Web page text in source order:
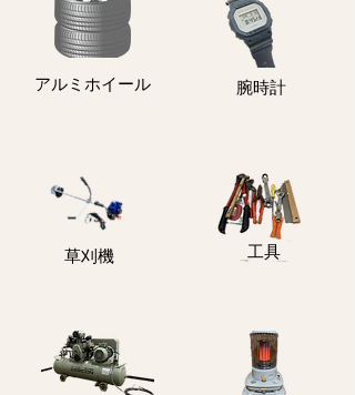
アルミホイール ​腕時計
​草刈機 ​工具